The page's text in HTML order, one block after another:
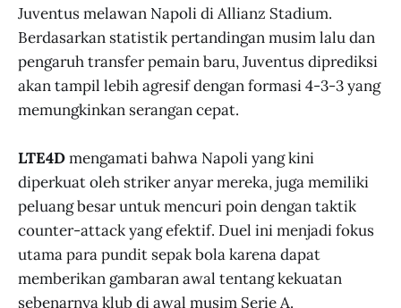
Juventus melawan Napoli di Allianz Stadium.
Berdasarkan statistik pertandingan musim lalu dan
pengaruh transfer pemain baru, Juventus diprediksi
akan tampil lebih agresif dengan formasi 4-3-3 yang
memungkinkan serangan cepat.
LTE4Dmengamati bahwa Napoli yang kini
diperkuat oleh striker anyar mereka, juga memiliki
peluang besar untuk mencuri poin dengan taktik
counter-attack yang efektif. Duel ini menjadi fokus
utama para pundit sepak bola karena dapat
memberikan gambaran awal tentang kekuatan
sebenarnya klub di awal musim Serie A.